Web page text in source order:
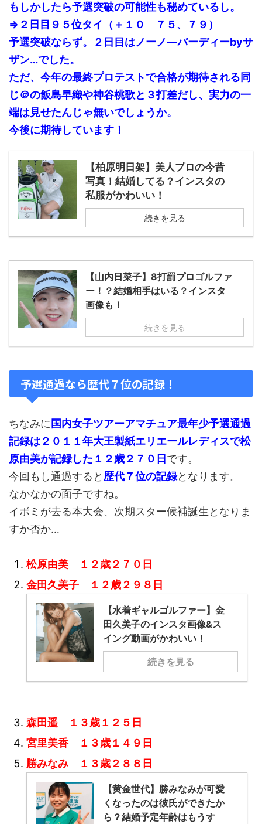
もしかしたら予選突破の可能性も秘めているし。
⇒２日目９５位タイ（＋１０ ７５、７９）
予選突破ならず。２日目はノーノ―バーディーbyサ
ザン…でした。
ただ、今年の最終プロテストで合格が期待される同
じ＠の飯島早織や神谷桃歌と３打差だし、実力の一
端は見せたんじゃ無いでしょうか。
今後に期待しています！
【柏原明日架】美人プロの今昔
写真！結婚してる？インスタの
私服がかわいい！
続きを見る
【山内日菜子】8打罰プロゴルファ
ー！？結婚相手はいる？インスタ
画像も！
続きを見る
予選通過なら歴代７位の記録！
ちなみに 国内女子ツアーアマチュア最年少予選通過
記録は２０１１年大王製紙エリエールレディスで松
原由美が記録した１２歳２７０日 です。
今回もし通過すると 歴代７位の記録となります。
なかなかの面子ですね。
イボミが去る本大会、次期スター候補誕生となりま
すか否か…
松原由美 １２歳２７０日
金田久美子 １２歳２９８日
【水着ギャルゴルファー】金
田久美子のインスタ画像&ス
イング動画がかわいい！
続きを見る
森田遥 １３歳１２５日
宮里美香 １３歳１４９日
勝みなみ １３歳２８８日
【黄金世代】勝みなみが可愛
くなったのは彼氏ができたか
ら？結婚予定年齢はもうす